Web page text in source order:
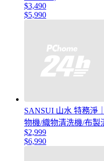
$3,490
$5,990
SANSUI 山水 特務淨
物機/織物清洗機/布製
$2,999
$6,990